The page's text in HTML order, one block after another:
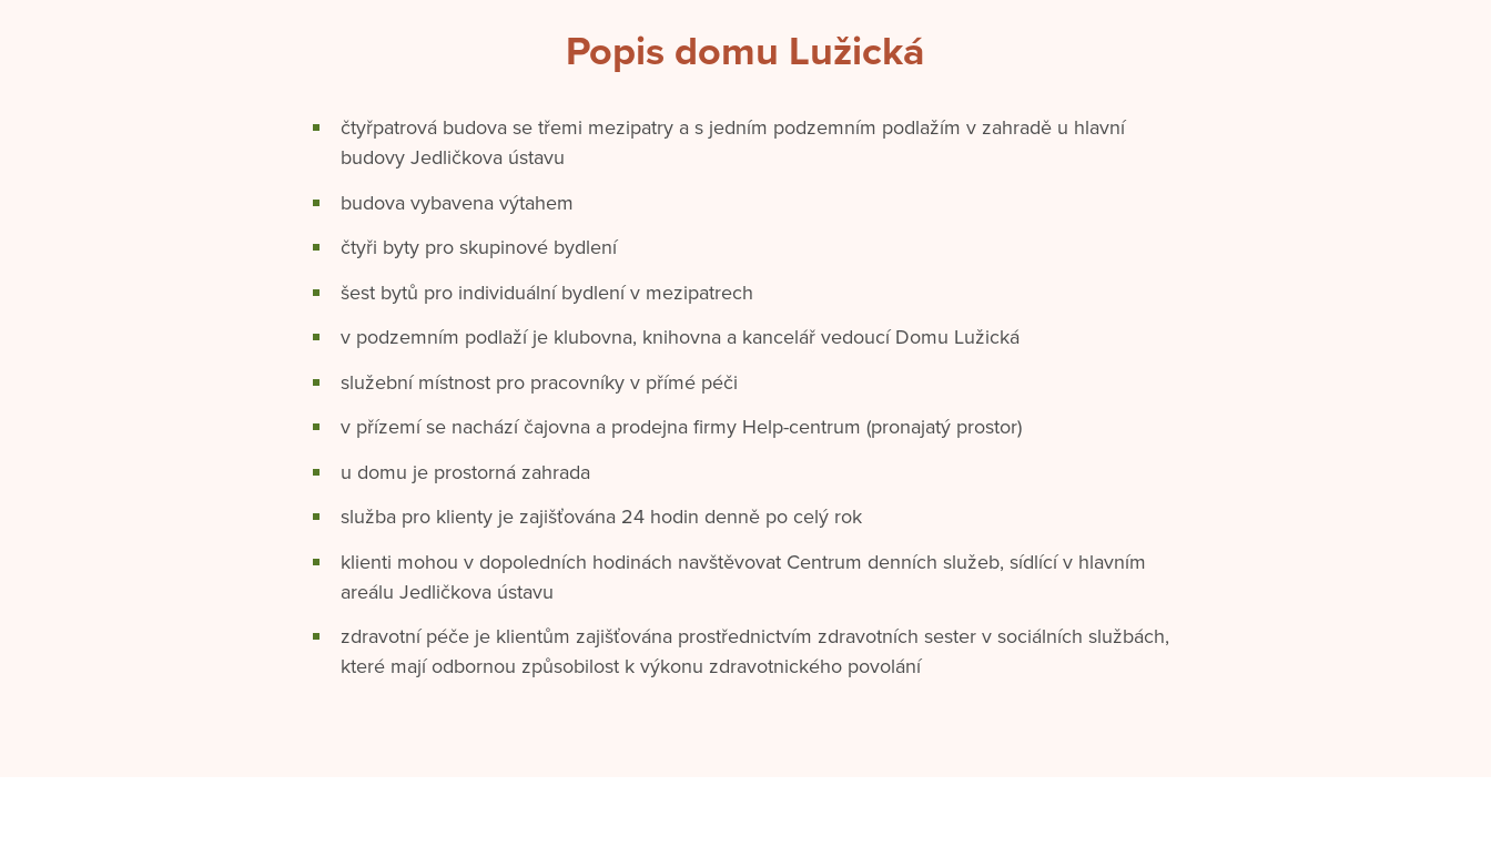
Popis domu Lužická
čtyřpatrová budova se třemi mezipatry a s jedním podzemním podlažím v zahradě u hlavní
budovy Jedličkova ústavu
budova vybavena výtahem
čtyři byty pro skupinové bydlení
šest bytů pro individuální bydlení v mezipatrech
v podzemním podlaží je klubovna, knihovna a kancelář vedoucí Domu Lužická
služební místnost pro pracovníky v přímé péči
v přízemí se nachází čajovna a prodejna firmy Help-centrum (pronajatý prostor)
u domu je prostorná zahrada
služba pro klienty je zajišťována 24 hodin denně po celý rok
klienti mohou v dopoledních hodinách navštěvovat Centrum denních služeb, sídlící v hlavním
areálu Jedličkova ústavu
zdravotní péče je klientům zajišťována prostřednictvím zdravotních sester v sociálních službách,
které mají odbornou způsobilost k výkonu zdravotnického povolání